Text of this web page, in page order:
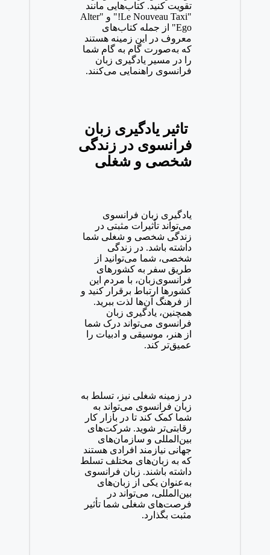
تقویت کنید. کتاب‌هایی مانند
"Le Nouveau Taxi!"
و
"Alter
Ego"
از جمله کتاب‌های
معروف در این زمینه هستند
که به‌صورت گام به گام شما
را در مسیر یادگیری زبان
فرانسوی راهنمایی می‌کنند.
تاثیر یادگیری زبان
فرانسوی در زندگی
شخصی و شغلی
یادگیری زبان فرانسوی
می‌تواند تأثیرات مثبتی در
زندگی شخصی و شغلی شما
داشته باشد. در زندگی
شخصی، شما می‌توانید از
طریق سفر به کشورهای
فرانسوی‌زبان، با مردم این
کشورها ارتباط برقرار کنید و
از فرهنگ آن‌ها لذت ببرید.
همچنین، یادگیری زبان
فرانسوی می‌تواند درک شما
از هنر، موسیقی و ادبیات را
عمیق‌تر کند.
در زمینه شغلی نیز، تسلط به
زبان فرانسوی می‌تواند به
شما کمک کند تا در بازار کار
رقابتی‌تر شوید. شرکت‌های
بین‌المللی و سازمان‌های
جهانی نیازمند افرادی هستند
که به زبان‌های مختلف تسلط
داشته باشند. زبان فرانسوی
به‌عنوان یکی از زبان‌های
بین‌المللی، می‌تواند در
فرصت‌های شغلی شما تأثیر
مثبت بگذارد.